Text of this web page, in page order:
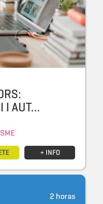
I AUT...
+ INFO
2 horas